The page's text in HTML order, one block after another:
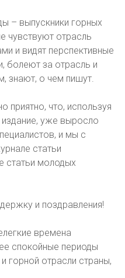
– выпускники горных
чувствуют отрасль
и видят перспективные
болеют за отрасль и
знают, о чем пишут.
приятно, что, используя
уже выросло
и мы с
статьи
статьи молодых
и поздравления!
времена
спокойные периоды
горной отрасли страны,